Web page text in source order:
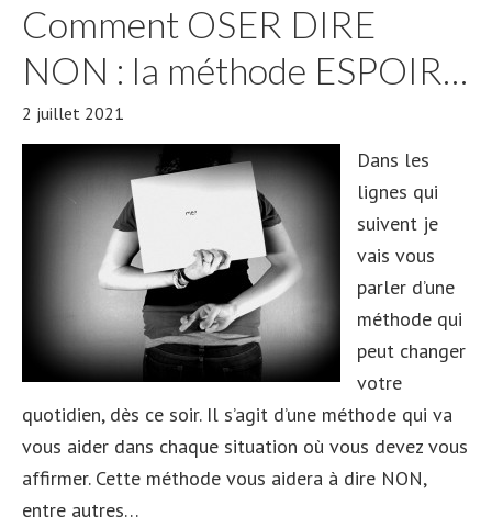
Comment OSER DIRE
NON : la méthode ESPOIR…
2 juillet 2021
Dans les
lignes qui
suivent je
vais vous
parler d’une
méthode qui
peut changer
votre
quotidien, dès ce soir. Il s’agit d’une méthode qui va
vous aider dans chaque situation où vous devez vous
affirmer. Cette méthode vous aidera à dire NON,
entre autres…